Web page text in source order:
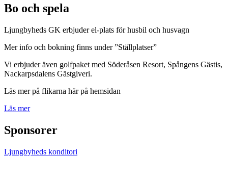
Bo och spela
Ljungbyheds GK erbjuder el-plats för husbil och husvagn
Mer info och bokning finns under ”Ställplatser”
Vi erbjuder även golfpaket med Söderåsen Resort, Spångens Gästis,
Nackarpsdalens Gästgiveri.
Läs mer på flikarna här på hemsidan
Läs mer
Sponsorer
Ljungbyheds konditori